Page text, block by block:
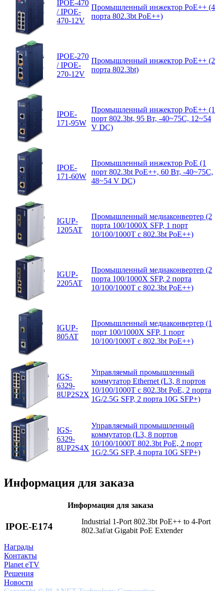
IPOE-470
/ IPOE-
470-12V
Промышленный инжектор PoE++ (4
порта 802.3bt PoE++)
IPOE-270
/ IPOE-
270-12V
Промышленный инжектор PoE++ (2
порта 802.3bt)
IPOE-
171-95W
Промышленный инжектор PoE++ (1
порт 802.3bt, 95 Вт, -40~75C, 12~54
V DC)
IPOE-
171-60W
Промышленный инжектор PoE (1
порт 802.3bt PoE++, 60 Вт, -40~75C,
48~54 V DC)
IGUP-
1205AT
Промышленный медиаконвертер (2
порта 100/1000X SFP, 1 порт
10/100/1000T с 802.3bt PoE++)
IGUP-
2205AT
Промышленный медиаконвертер (2
порта 100/1000X SFP, 2 порта
10/100/1000T с 802.3bt PoE++)
IGUP-
805AT
Промышленный медиаконвертер (1
порт 100/1000X SFP, 1 порт
10/100/1000T с 802.3bt PoE++)
IGS-
6329-
8UP2S2X
Управляемый промышленный
коммутатор Ethernet (L3, 8 портов
10/100/1000T с 802.3bt PoE, 2 порта
1G/2.5G SFP, 2 порта 10G SFP+)
IGS-
6329-
8UP2S4X
Управляемый промышленный
коммутатор (L3, 8 портов
10/100/1000T 802.3bt PoE, 2 порт
1G/2.5G SFP, 4 порта 10G SFP+)
Информация для заказа
Информация для заказа
IPOE-E174
Industrial 1-Port 802.3bt PoE++ to 4-Port
802.3af/at Gigabit PoE Extender
Награды
Контакты
Planet eTV
Решения
Новости